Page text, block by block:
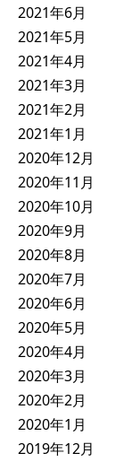
2021年6月
2021年5月
2021年4月
2021年3月
2021年2月
2021年1月
2020年12月
2020年11月
2020年10月
2020年9月
2020年8月
2020年7月
2020年6月
2020年5月
2020年4月
2020年3月
2020年2月
2020年1月
2019年12月